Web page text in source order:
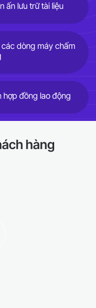
ấn lưu trữ tài liệu
dòng máy chấm
hợp đồng lao động
hàng